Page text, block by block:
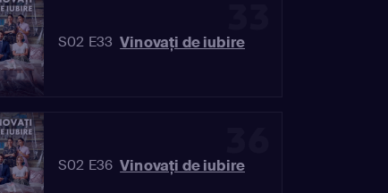
S02 E33 Vinovaţi de iubire
S02 E36 Vinovaţi de iubire